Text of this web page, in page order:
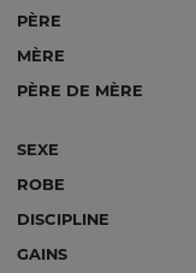
PÈRE
MÈRE
PÈRE DE MÈRE
SEXE
ROBE
DISCIPLINE
GAINS